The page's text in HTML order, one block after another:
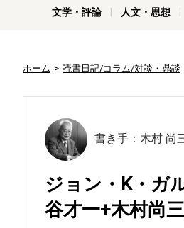
文学・評論 人文・思想
ホーム 読書日記/コラム/対談・鼎談
書き手：木村 尚
ジョン・K・ガ
谷才一+木村尚